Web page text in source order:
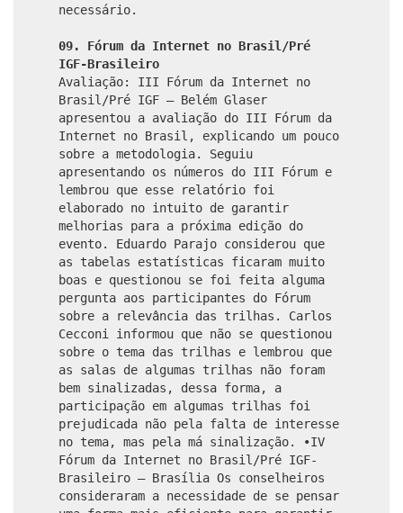
necessário.
09. Fórum da Internet no Brasil/Pré
IGF-Brasileiro
Avaliação: III Fórum da Internet no
Brasil/Pré IGF – Belém Glaser
apresentou a avaliação do III Fórum da
Internet no Brasil, explicando um pouco
sobre a metodologia. Seguiu
apresentando os números do III Fórum e
lembrou que esse relatório foi
elaborado no intuito de garantir
melhorias para a próxima edição do
evento. Eduardo Parajo considerou que
as tabelas estatísticas ficaram muito
boas e questionou se foi feita alguma
pergunta aos participantes do Fórum
sobre a relevância das trilhas. Carlos
Cecconi informou que não se questionou
sobre o tema das trilhas e lembrou que
as salas de algumas trilhas não foram
bem sinalizadas, dessa forma, a
participação em algumas trilhas foi
prejudicada não pela falta de interesse
no tema, mas pela má sinalização. •IV
Fórum da Internet no Brasil/Pré IGF-
Brasileiro – Brasília Os conselheiros
consideraram a necessidade de se pensar